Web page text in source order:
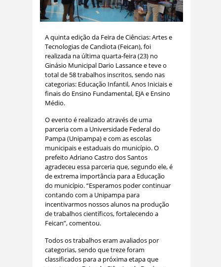
A quinta edição da Feira de Ciências: Artes e
Tecnologias de Candiota (Feican), foi
realizada na última quarta-feira (23) no
Ginásio Municipal Dario Lassance e teve o
total de 58 trabalhos inscritos, sendo nas
categorias: Educação Infantil, Anos Iniciais e
finais do Ensino Fundamental, EJA e Ensino
Médio.
O evento é realizado através de uma
parceria com a Universidade Federal do
Pampa (Unipampa) e com as escolas
municipais e estaduais do município. O
prefeito Adriano Castro dos Santos
agradeceu essa parceria que, segundo ele, é
de extrema importância para a Educação
do município. “Esperamos poder continuar
contando com a Unipampa para
incentivarmos nossos alunos na produção
de trabalhos científicos, fortalecendo a
Feican”, comentou.
Todos os trabalhos eram avaliados por
categorias, sendo que treze foram
classificados para a próxima etapa que